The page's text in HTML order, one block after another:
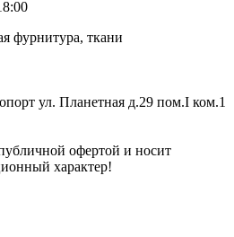
фурнитура, ткани
ул. Планетная д.29 пом.I ком.1
офертой и носит
характер!